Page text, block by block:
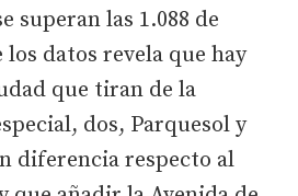
superan las 1.088 de
los datos revela que hay
que tiran de la
dos, Parquesol y
diferencia respecto al